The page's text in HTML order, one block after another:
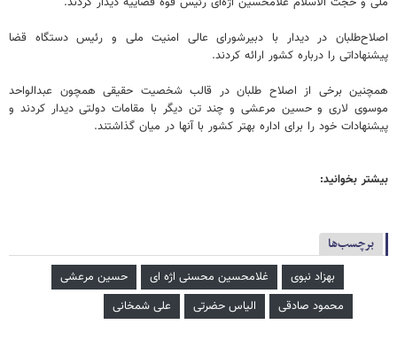
اصلاح‌طلبان در دیدار با دبیرشورای عالی امنیت ملی و رئیس دستگاه قضا
پیشنهاداتی را درباره کشور ارائه کردند.
همچنین برخی از اصلاح طلبان در قالب شخصیت حقیقی همچون عبدالواحد
موسوی لاری و حسین مرعشی و چند تن دیگر با مقامات دولتی دیدار کردند و
پیشنهادات خود را برای اداره بهتر کشور با آنها در میان گذاشتند.
بیشتر بخوانید:
برچسب‌ها
بهزاد نبوی غلامحسین محسنی اژه‌ ای
حسین مرعشی
محمود صادقی
الیاس حضرتی علی شمخانی